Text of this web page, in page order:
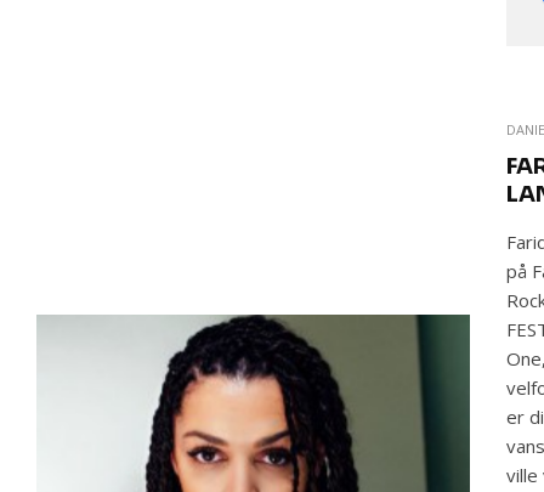
på
er
ville